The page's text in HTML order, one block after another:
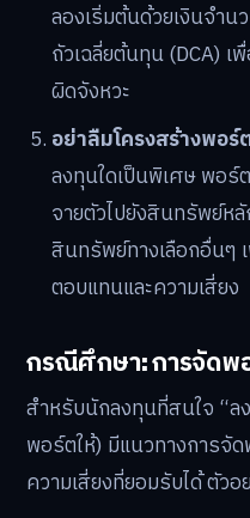
ลองเริ่มต้นด้วยเงินจำ
ถัวเฉลี่ยต้นทุน (DCA) เ
ผิดจังหวะ
อย่าลืมโครงสร้างพอร์
ลงทุนใดเป็นพิเศษ พอร์
จายตัวไปยังสินทรัพย์ห
สินทรัพย์ทางเลือกอื่นๆ
ตอบแทนและความเสี่ยง
กรณีศึกษา: การจัดพ
สำหรับนักลงทุนที่สนใจ “ล
พอร์ตให้) มีแนวทางการจั
ความเสี่ยงที่ยอมรับได้ ตัวอ